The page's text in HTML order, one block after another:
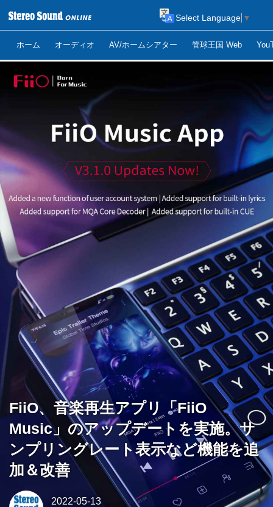
ホーム オーディオ AV/ホームシアター 管球王国 Web
Select Language ▼
FiiO、音楽再生アプリ「FiiO
Music」のアップデートを実施。サ
ンプリングレート表示など機能を追
加＆改善
2022-05-13